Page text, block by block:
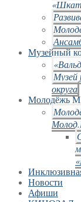
Музейный
Музей
округа
Молодёжь
Новости
Афиши